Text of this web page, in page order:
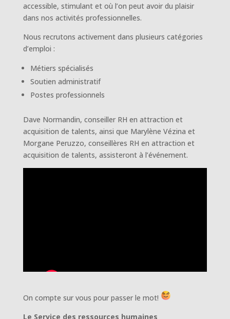
accessible, stimulant et où l’on peut avoir du plaisir
dans nos activités professionnelles.
Nous recrutons activement dans plusieurs catégories
d’emploi :
Métiers spécialisés
Soutien administratif
Postes professionnels
Dave Normandin, conseiller RH en attraction et
acquisition de talents, ainsi que Marylène Vézina et
Morgane Peruzzo, conseillères RH en attraction et
acquisition de talents, assisteront à l’événement.
On compte sur vous pour passer le mot!
Le Service des ressources humaines